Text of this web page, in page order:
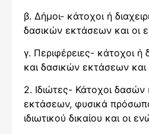
β. Δήμοι- κάτοχοι ή
δασικών εκτάσεων και οι
γ. Περιφέρειες- κάτοχοι ή
και δασικών εκτάσεων και
2. Ιδιώτες- Κάτοχοι δασών
εκτάσεων, φυσικά
ιδιωτικού δικαίου και οι